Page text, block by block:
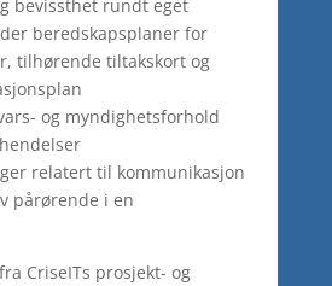
bevissthet rundt eget
beredskapsplaner for
tilhørende tiltakskort og
og myndighetsforhold
relatert til kommunikasjon
pårørende i en
CriseITs prosjekt- og